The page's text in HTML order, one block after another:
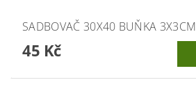
SADBOVAČ 30X40 BUŇKA 3X3CM
45 Kč